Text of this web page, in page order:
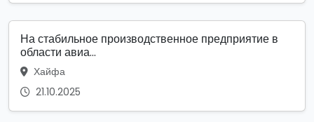
На стабильное производственное предприятие в
области авиа...
Хайфа
21.10.2025